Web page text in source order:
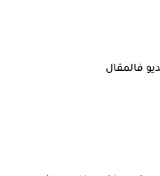
فالمقال